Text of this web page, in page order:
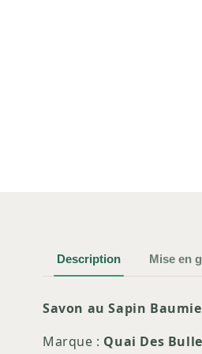
Description Mise en
Savon au Sapin
Marque : Quai Des